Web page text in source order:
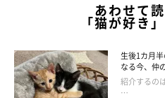
あわせて
「猫が好き
生後1カ月
なる今、仲
紹介するの
…